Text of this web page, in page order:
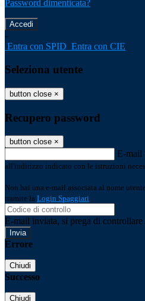
Password dimenticata?
-
Entra con SPID Entra con CIE
Seleziona utente
button close ×
Recupero password
button close ×
E-mail
all'indirizzo indicato con le istruzioni
Non hai una e-mail associata al nome
tramite la Login Spaggiari
E-mail inviata, si prega di
Errore
Chiudi
Successo
Chiudi